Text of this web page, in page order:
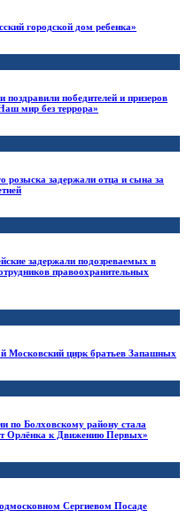
городской дом ребенка»
поздравили победителей и призеров
мир без террора»
розыска задержали отца и сына за
задержали подозреваемых в
правоохранительных
Московский цирк братьев Запашных
по Болховскому району стала
Орлёнка к Движению Первых»
Сергиевом Посаде